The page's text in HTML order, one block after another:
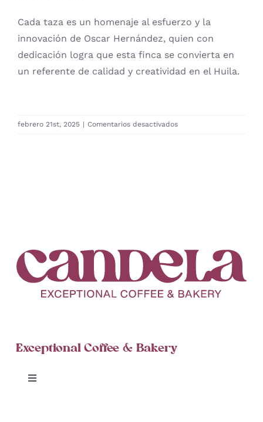
Cada taza es un homenaje al esfuerzo y la
innovación de Oscar Hernández, quien con
dedicación logra que esta finca se convierta en
un referente de calidad y creatividad en el Huila.
febrero 21st, 2025 | Comentarios desactivadosen
Exceptional Coffee & Bakery
Toggle